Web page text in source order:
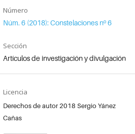
Número
Núm. 6 (2018): Constelaciones nº 6
Sección
Artículos de investigación y divulgación
Licencia
Derechos de autor 2018 Sergio Yánez
Cañas